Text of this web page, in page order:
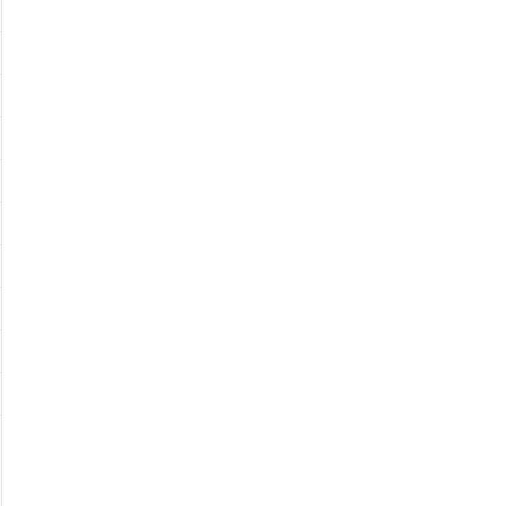
は、I-Webメンバーズにご登録され
いて、当社および当社の共同利用者
有を証明するものではありません。
までの期間は出荷製品に未対応品が
とがない限り、2022年1月12日よ
深刻な影響を及ぼさない年数を意